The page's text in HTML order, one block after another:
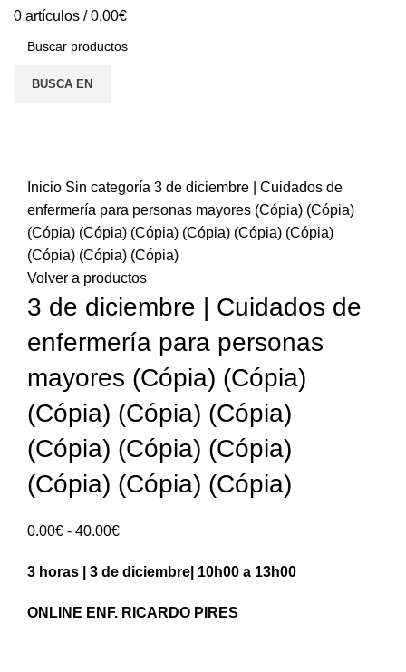
0 artículos / 0.00€
BUSCA EN
Inicio Sin categoría 3 de diciembre | Cuidados de
enfermería para personas mayores (Cópia) (Cópia)
(Cópia) (Cópia) (Cópia) (Cópia) (Cópia) (Cópia)
(Cópia) (Cópia) (Cópia)
Volver a productos
3 de diciembre | Cuidados de
enfermería para personas
mayores (Cópia) (Cópia)
(Cópia) (Cópia) (Cópia)
(Cópia) (Cópia) (Cópia)
(Cópia) (Cópia) (Cópia)
0.00€ - 40.00€Rango
precios:
hasta
3 horas | 3 de diciembre| 10h00 a 13h00
ONLINE ENF. RICARDO PIRES